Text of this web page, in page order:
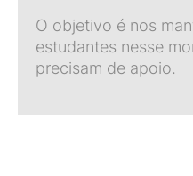
O objetivo é nos
estudantes nesse
precisam de apoio.